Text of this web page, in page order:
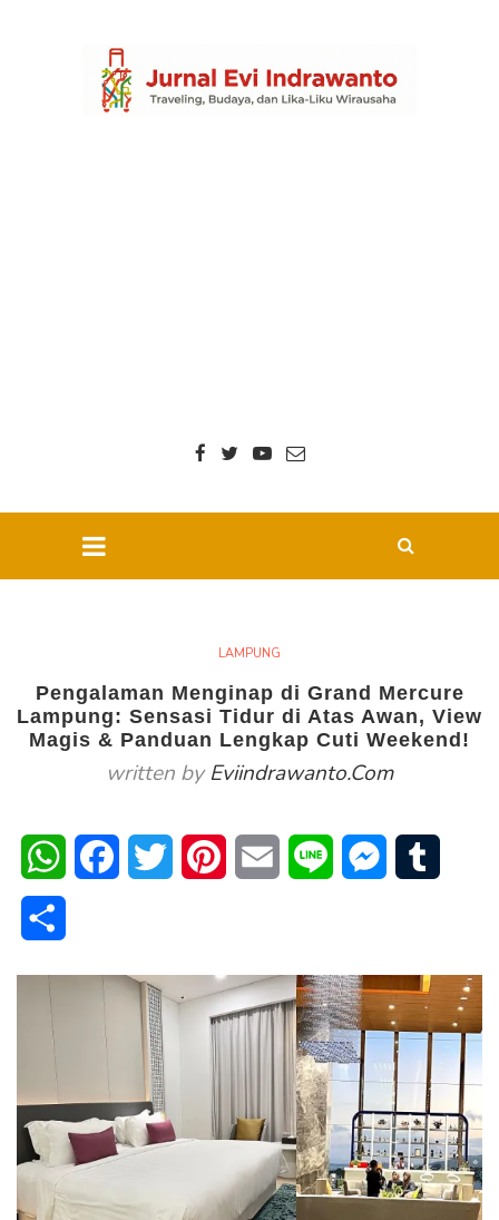
LAMPUNG
Pengalaman Menginap di Grand Mercure
Lampung: Sensasi Tidur di Atas Awan, View
Magis & Panduan Lengkap Cuti Weekend!
written byEviindrawanto.com
WhatsAppFacebookTwitter PinterestEmail Line Messenger